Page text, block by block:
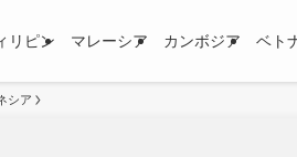
リピン マレーシア カンボジア ベト
シア